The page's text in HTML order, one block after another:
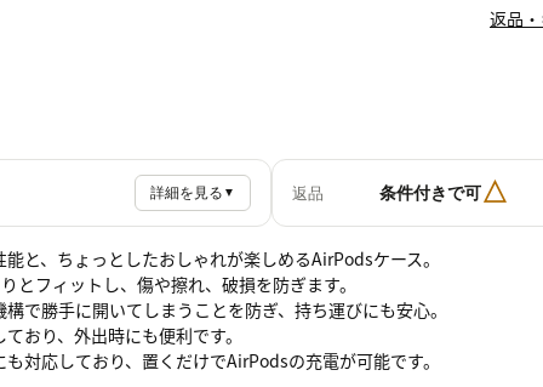
返品
詳細を見る ▼ 返品 条件付きで可△
と、ちょっとしたおしゃれが楽しめるAirPodsケース。
とフィットし、傷や擦れ、破損を防ぎます。
で勝手に開いてしまうことを防ぎ、持ち運びにも安心。
おり、外出時にも便利です。
対応しており、置くだけでAirPodsの充電が可能です。